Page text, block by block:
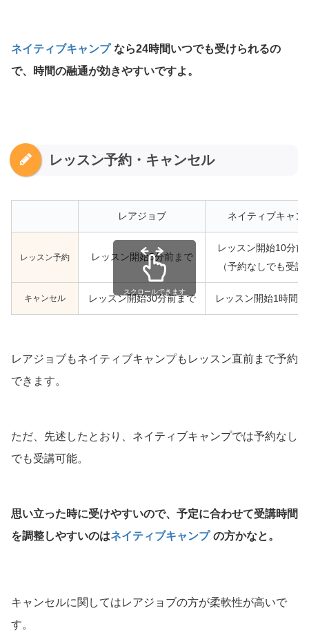
ネイティブキャンプ なら24時間いつでも受けられるの
で、時間の融通が効きやすいですよ。
レッスン予約・キャンセル
レアジョブ ネイティブキャン
レッスン予約 レッスン開始5分前まで
レッスン開始10分前
（予約なしでも受講
キャンセル レッスン開始30分前まで レッスン開始1時間
スクロールできます
レアジョブもネイティブキャンプもレッスン直前まで予約
できます。
ただ、先述したとおり、ネイティブキャンプでは予約なし
でも受講可能。
思い立った時に受けやすいので、予定に合わせて受講時間
を調整しやすいのはネイティブキャンプ の方かなと。
キャンセルに関してはレアジョブの方が柔軟性が高いで
す。